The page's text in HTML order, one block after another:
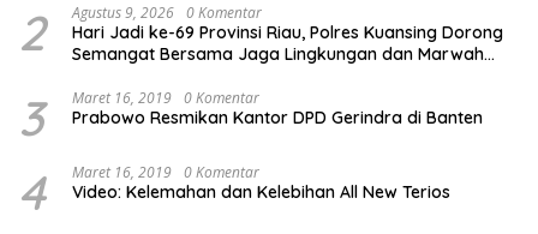
2 Agustus 9, 2026 0 Komentar
Hari Jadi ke-69 Provinsi Riau, Polres Kuansing Dorong
Semangat Bersama Jaga Lingkungan dan Marwah
3 Maret 16, 2019 0 Komentar
Prabowo Resmikan Kantor DPD Gerindra di Banten
4 Maret 16, 2019 0 Komentar
Video: Kelemahan dan Kelebihan All New Terios